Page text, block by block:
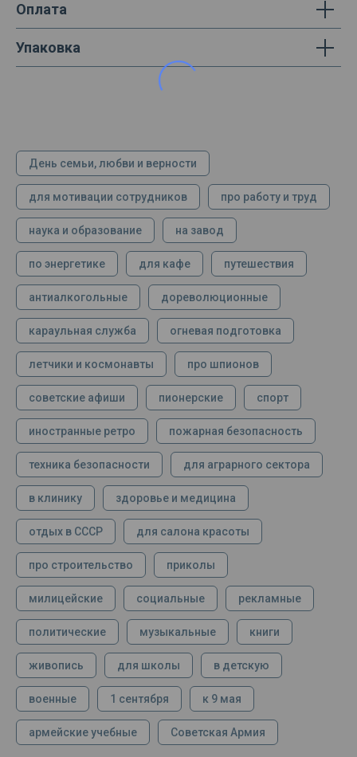
Оплата
Упаковка
День семьи, любви и верности
для мотивации сотрудников про работу и труд
наука и образование на завод
по энергетике для кафе путешествия
антиалкогольные дореволюционные
караульная служба огневая подготовка
летчики и космонавты про шпионов
советские афиши пионерские спорт
иностранные ретро пожарная безопасность
техника безопасности для аграрного сектора
в клинику здоровье и медицина
отдых в СССР для салона красоты
про строительство приколы
милицейские социальные рекламные
политические музыкальные книги
живопись для школы в детскую
военные 1 сентября к 9 мая
армейские учебные Советская Армия